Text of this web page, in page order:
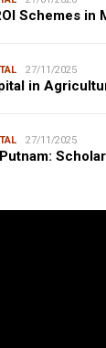
Schemes in
27/11/2025
in
27/11/2025